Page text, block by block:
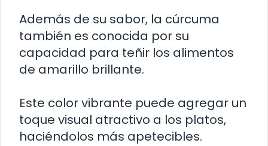
Además de su sabor, la cúrcuma
también es conocida por su
capacidad para teñir los alimentos
de amarillo brillante.
Este color vibrante puede agregar un
toque visual atractivo a los platos,
haciéndolos más apetecibles.